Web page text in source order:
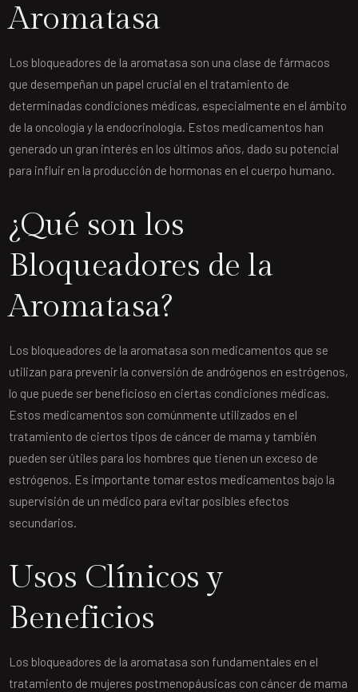
Aromatasa
Los bloqueadores de la aromatasa son una clase de fármacos
que desempeñan un papel crucial en el tratamiento de
determinadas condiciones médicas, especialmente en el ámbito
de la oncología y la endocrinología. Estos medicamentos han
generado un gran interés en los últimos años, dado su potencial
para influir en la producción de hormonas en el cuerpo humano.
¿Qué son los
Bloqueadores de la
Aromatasa?
Los bloqueadores de la aromatasa son medicamentos que se
utilizan para prevenir la conversión de andrógenos en estrógenos,
lo que puede ser beneficioso en ciertas condiciones médicas.
Estos medicamentos son comúnmente utilizados en el
tratamiento de ciertos tipos de cáncer de mama y también
pueden ser útiles para los hombres que tienen un exceso de
estrógenos. Es importante tomar estos medicamentos bajo la
supervisión de un médico para evitar posibles efectos
secundarios.
Usos Clínicos y
Beneficios
Los bloqueadores de la aromatasa son fundamentales en el
tratamiento de mujeres postmenopáusicas con cáncer de mama